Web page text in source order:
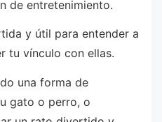
de entretenimiento.
y útil para entender a
tu vínculo con ellas.
una forma de
gato o perro, o